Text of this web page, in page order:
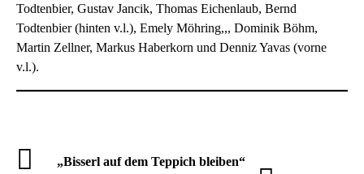
Todtenbier, Gustav Jancik, Thomas Eichenlaub, Bernd
Todtenbier (hinten v.l.), Emely Möhring,,, Dominik Böhm,
Martin Zellner, Markus Haberkorn und Denniz Yavas (vorne
v.l.).
„Bisserl auf dem Teppich bleiben“